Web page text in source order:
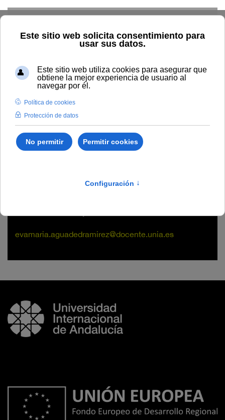
Home Profesorado Directorio profesor
Eva María
Aguaded-Ramírez
Eva María Aguaded-
evamaria.aguadedramirez@docente.unia.es